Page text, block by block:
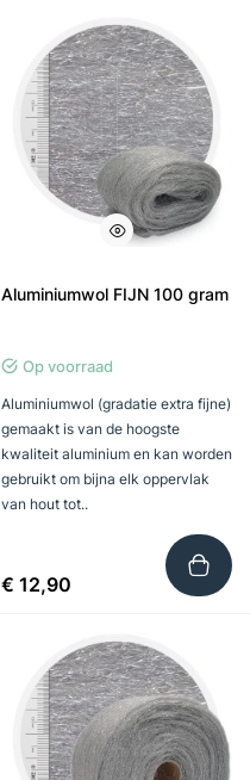
Aluminiumwol FIJN 100 gram
Op voorraad
Aluminiumwol (gradatie extra fijne)
gemaakt is van de hoogste
kwaliteit aluminium en kan worden
gebruikt om bijna elk oppervlak
van hout tot..
€ 12,90